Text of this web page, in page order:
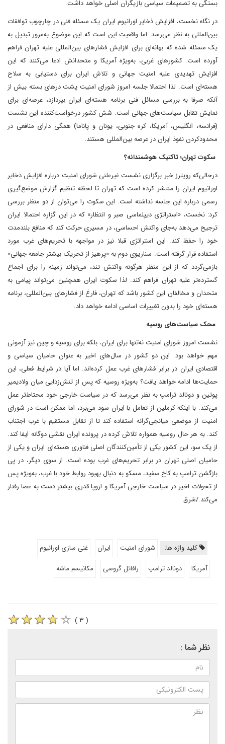
بستگی به تصمیمات سیاسی بازیگران اصلی خواهد داشت.
در نگاه نخست، افزایش ذخایر اورانیوم ایران یک مسئله فنی در چارچوب توافقات
بین‌المللی به نظر می‌رسد. اما واقعیت این است که این موضوع به‌مرور تبدیل به
یک مسئله شده که بهانه‌ای برای افزایش فشارهای بین‌المللی علیه تهران فراهم
آورده است. کشورهای غربی، به‌ویژه آمریکا و متحدانش ادعا می‌کنند که این
افزایش تهدیدی علیه امنیت جهانی و تلاش ایران برای دستیابی به سلاح
هسته‌ای است. لذا احتمالا جلسه امروز شورای امنیت پشت درهای بسته بیش از
آنکه صرفا به بررسی مسائل فنی برنامه هسته‌ای ایران بپردازد، عرصه‌ای برای
نمایش تقابل سیاست‌های جهانی است. شش کشور درخواست‌کننده این نشست
(فرانسه، انگلیس، آمریکا، کره جنوبی، یونان و پاناما) همگی دارای منافعی در
محدود‌کردن نفوذ ایران در عرصه بین‌المللی هستند.
سکوت تهران؛ تاکتیک هوشمندانه؟
درحالی‌که رویترز خبر برگزاری نشست غیرعلنی شورای امنیت درباره افزایش ذخایر
اورانیوم ایران را منتشر کرده است که تهران تا لحظه تنظیم گزارش موضع‌گیری
رسمی درباره این جلسه نداشته است. این سکوت را می‌توان از دو منظر بررسی
کرد: نخست، «استراتژی دیپلماسی صبر و انتظار» که در این گزاره احتمالا ایران
ترجیح می‌دهد به‌جای واکنش احساسی، در مسیری حرکت کند که منافع بلندمدت
خود را حفظ کند. این استراتژی قبلا نیز در مواجهه با تحریم‌های غرب مورد
استفاده قرار گرفته است. سناریوی دوم به «پرهیز از تحریک بیشتر جامعه جهانی»
باز‌می‌گردد که از این منظر هرگونه واکنش تند، می‌تواند زمینه را برای اجماع
گسترده‌تر علیه تهران فراهم کند. لذا سکوت ایران همچنین می‌تواند پیامی به
متحدان و مخالفان این کشور باشد که تهران، فارغ از فشارهای بین‌المللی، برنامه
هسته‌ای خود را بدون تغییرات اساسی ادامه خواهد داد.
محک سیاست‌های روسیه
نشست امروز شورای امنیت نه‌تنها برای ایران، بلکه برای روسیه و چین نیز آزمونی
مهم خواهد بود. این دو کشور در سال‌های اخیر به‌ عنوان حامیان سیاسی و
اقتصادی ایران در برابر فشارهای غرب عمل کرده‌اند. اما آیا در شرایط فعلی، این
حمایت‌ها ادامه خواهد یافت؟ به‌ویژه روسیه که پس از تنش‌زدایی میان ولادیمیر
پوتین و دونالد ترامپ به نظر می‌رسد که در سیاست خارجی خود محتاط‌تر عمل
می‌کند. با اینکه کرملین از تعامل با ایران سود می‌برد، اما ممکن است در شورای
امنیت از موضعی میانجی‌گرانه استفاده کند تا از تقابل مستقیم با غرب اجتناب
کند. به هر حال روسیه همواره تلاش کرده‌ در پرونده ایران‌ نقشی دوگانه ایفا کند.
از یک سو، این کشور یکی از تأمین‌کنندگان اصلی فناوری هسته‌ای ایران و یکی از
حامیان اصلی تهران در برابر تحریم‌های غرب بوده است. از سوی دیگر، در پی
بازگشن ترامپ به کاخ سفید، مسکو به دنبال بهبود روابط خود با غرب، به‌ویژه پس
از تحولات اخیر در سیاست خارجی آمریکا و اروپا قدری بیشتر دست به عصا‌ رفتار
می‌کند./شرق
کلید واژه ها: شورای امنیت ایران
غنی سازی اورانیوم
آمریکا
دونالد ترامپ رافائل گروسی مکانیسم ماشه
( ۳ )
نظر شما :